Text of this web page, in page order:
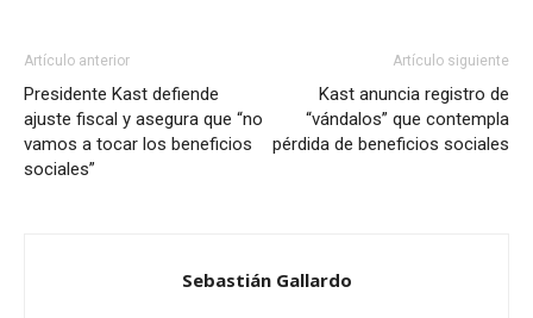
Artículo anterior
Presidente Kast defiende
ajuste fiscal y asegura que “no
vamos a tocar los beneficios
sociales”
Artículo siguiente
Kast anuncia registro de
“vándalos” que contempla
pérdida de beneficios sociales
Sebastián Gallardo